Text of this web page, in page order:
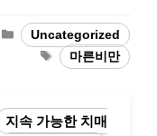
Categories
Uncategorized
Tags마른비만
지속 가능한 치매